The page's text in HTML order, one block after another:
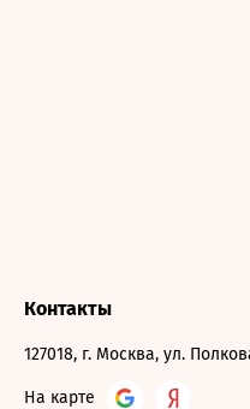
Контакты
127018, г. Москва, ул.
На карте